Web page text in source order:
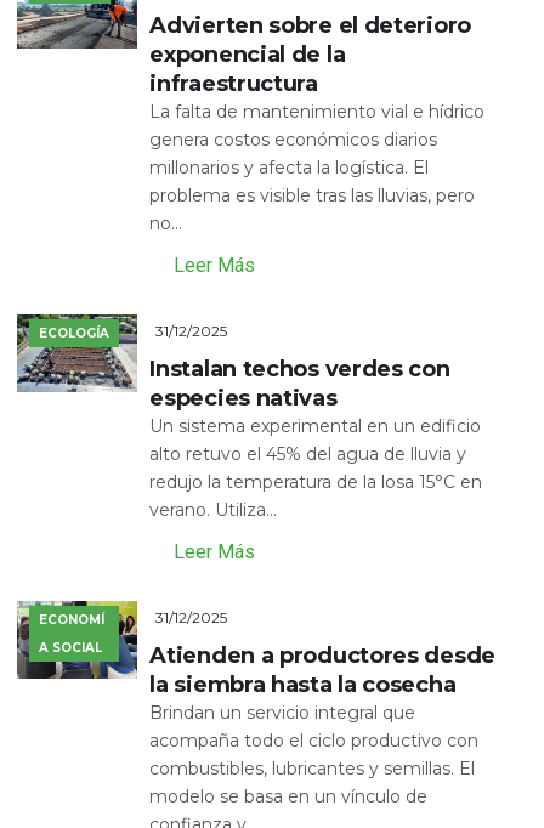
Advierten sobre el deterioro
exponencial de la
infraestructura
La falta de mantenimiento vial e hídrico
genera costos económicos diarios
millonarios y afecta la logística. El
problema es visible tras las lluvias, pero
no...
Leer Más
ECOLOGÍA 31/12/2025
Instalan techos verdes con
especies nativas
Un sistema experimental en un edificio
alto retuvo el 45% del agua de lluvia y
redujo la temperatura de la losa 15°C en
verano. Utiliza...
Leer Más
ECONOMÍ
A SOCIAL
31/12/2025
Atienden a productores desde
la siembra hasta la cosecha
Brindan un servicio integral que
acompaña todo el ciclo productivo con
combustibles, lubricantes y semillas. El
modelo se basa en un vínculo de